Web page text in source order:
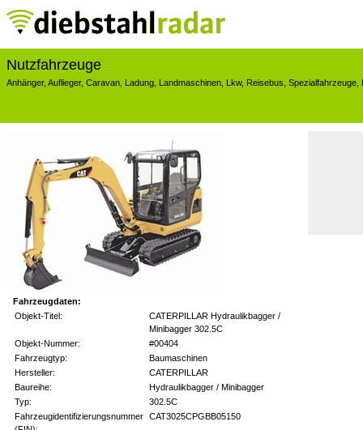
Nutzfahrzeuge
Anhänger, Auflieger, Caravan Ladung Landmaschinen Lkw, Reisebus Spezialfahrzeuge
Fahrzeugdaten:
Objekt-Titel:
CATERPILLAR Hydraulikbagger /
Minibagger 302.5C
Objekt-Nummer:
#00404
Fahrzeugtyp:
Baumaschinen
Hersteller:
CATERPILLAR
Baureihe:
Hydraulikbagger / Minibagger
Typ:
302.5C
Fahrzeugidentifizierungsnummer CAT3025CPGBB05150